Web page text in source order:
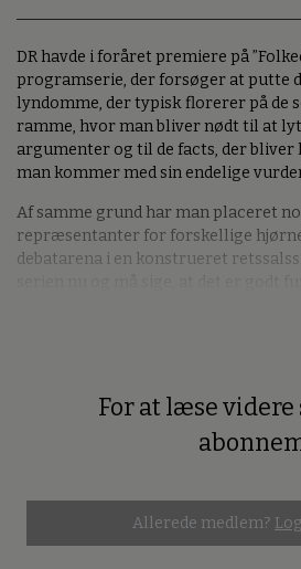
DR havde i foråret premiere på
programserie, der forsøger at putte
lyndomme, der typisk florerer på de
ramme, hvor man bliver nødt til at
argumenter og til de facts, der bliver
man kommer med sin endelige
Af samme grund har man placeret
repræsentanter for forskellige
debatarena i en konstrueret
For at læse videre
Allerede medlem?